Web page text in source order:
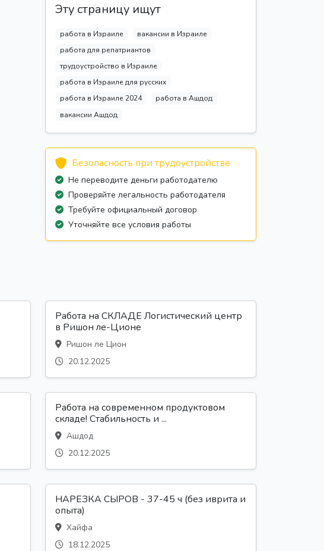
Эту страницу ищут
работа в Израиле
вакансии в Израиле
работа для репатриантов
трудоустройство в Израиле
работа в Израиле для русских
работа в Израиле 2024
работа в Ашдод
вакансии Ашдод
Безопасность при трудоустройстве
Не переводите деньги работодателю
Проверяйте легальность работодателя
Требуйте официальный договор
Уточняйте все условия работы
Работа на СКЛАДЕ Логистический центр
в Ришон ле-Ционе
Ришон ле Цион
20.12.2025
Работа на современном продуктовом
складе! Стабильность и ...
Ашдод
20.12.2025
НАРЕЗКА СЫРОВ - 37-45 ч (без иврита и
опыта)
Хайфа
18.12.2025